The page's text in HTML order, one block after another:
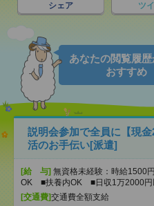
シェア ツ
あなたの閲覧履
おすすめ
説明会参加で全員に【現
活のお手伝い[派遣]
[給 与] 無資格未経験：時給1500
OK ■扶養内OK ■日収1万2000円
[交通費]交通費全額支給